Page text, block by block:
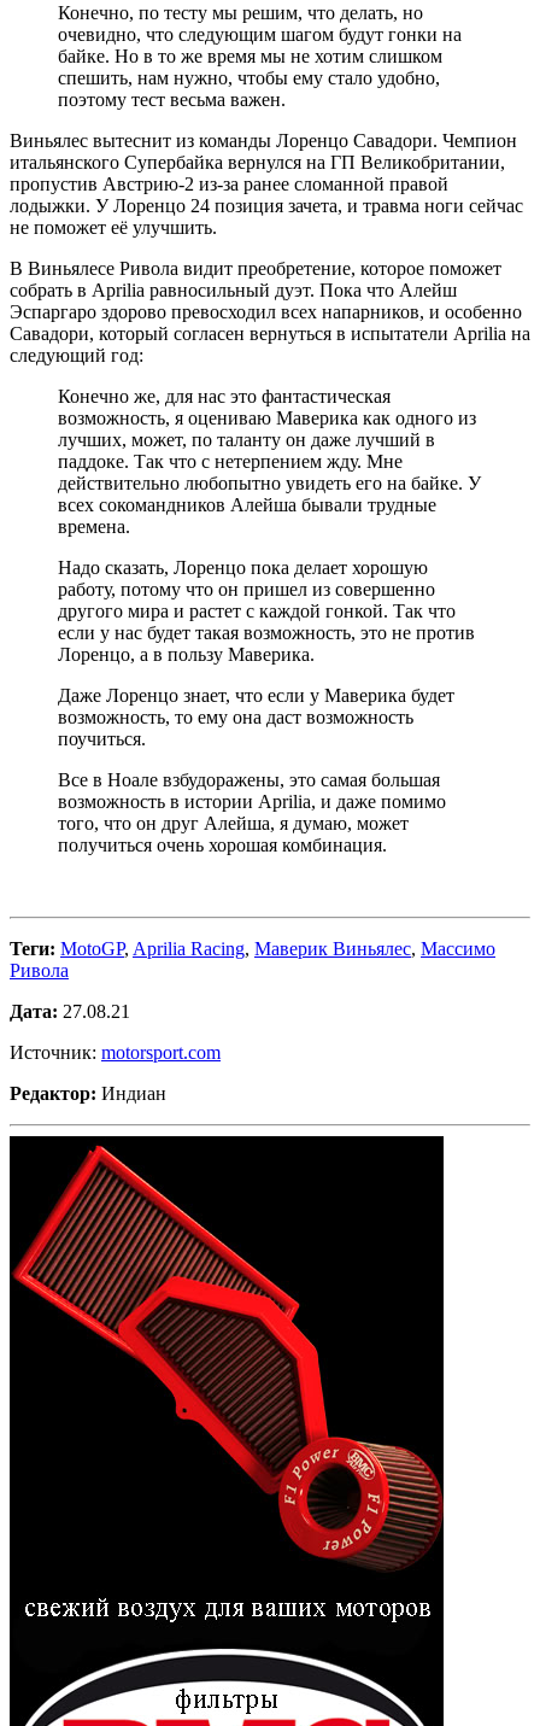
Конечно, по тесту мы решим, что делать, но
очевидно, что следующим шагом будут гонки на
байке. Но в то же время мы не хотим слишком
спешить, нам нужно, чтобы ему стало удобно,
поэтому тест весьма важен.
Виньялес вытеснит из команды Лоренцо Савадори. Чемпион
итальянского Супербайка вернулся на ГП Великобритании,
пропустив Австрию-2 из-за ранее сломанной правой
лодыжки. У Лоренцо 24 позиция зачета, и травма ноги сейчас
не поможет её улучшить.
В Виньялесе Ривола видит преобретение, которое поможет
собрать в Aprilia равносильный дуэт. Пока что Алейш
Эспаргаро здорово превосходил всех напарников, и особенно
Савадори, который согласен вернуться в испытатели Aprilia на
следующий год:
Конечно же, для нас это фантастическая
возможность, я оцениваю Маверика как одного из
лучших, может, по таланту он даже лучший в
паддоке. Так что с нетерпением жду. Мне
действительно любопытно увидеть его на байке. У
всех сокомандников Алейша бывали трудные
времена.
Надо сказать, Лоренцо пока делает хорошую
работу, потому что он пришел из совершенно
другого мира и растет с каждой гонкой. Так что
если у нас будет такая возможность, это не против
Лоренцо, а в пользу Маверика.
Даже Лоренцо знает, что если у Маверика будет
возможность, то ему она даст возможность
поучиться.
Все в Ноале взбудоражены, это самая большая
возможность в истории Aprilia, и даже помимо
того, что он друг Алейша, я думаю, может
получиться очень хорошая комбинация.
Теги: MotoGP, Aprilia Racing, Маверик Виньялес, Массимо
Ривола
Дата: 27.08.21
Источник: motorsport.com
Редактор: Индиан